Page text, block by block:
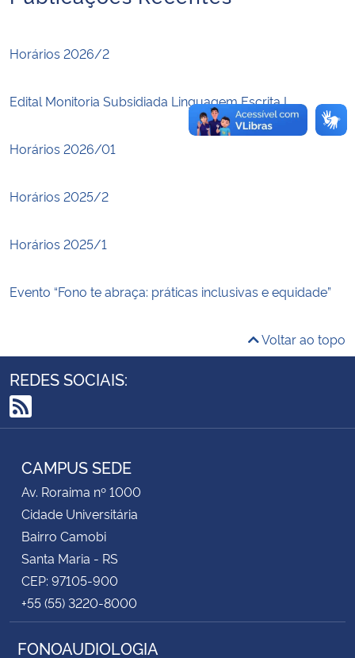
Advocacia-Geral da União
Banco Central do Brasil
Planalto
Horários 2026/2
Edital Monitoria Subsidiada Linguagem Escrita I
Horários 2026/01
Horários 2025/2
Horários 2025/1
Evento “Fono te abraça: práticas inclusivas e equidade”
Voltar ao topo
REDES SOCIAIS:
RSS
CAMPUS SEDE
Av. Roraima nº 1000
Cidade Universitária
Bairro Camobi
Santa Maria - RS
CEP: 97105-900
+55 (55) 3220-8000
FONOAUDIOLOGIA